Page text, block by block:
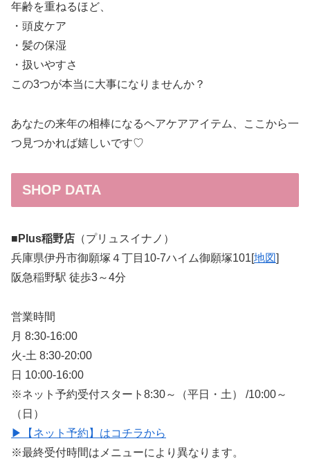
年齢を重ねるほど、
・頭皮ケア
・髪の保湿
・扱いやすさ
この3つが本当に大事になりませんか？
あなたの来年の相棒になるヘアケアアイテム、ここから一
つ見つかれば嬉しいです♡
SHOP DATA
■Plus稲野店 （プリュスイナノ）
兵庫県伊丹市御願塚４丁目10-7ハイム御願塚101[地図]
阪急稲野駅 徒歩3～4分
営業時間
月 8:30-16:00
火-土 8:30-20:00
日 10:00-16:00
※ネット予約受付スタート8:30～（平日・土） /10:00～
（日）
▶【ネット予約】はコチラから
※最終受付時間はメニューにより異なります。